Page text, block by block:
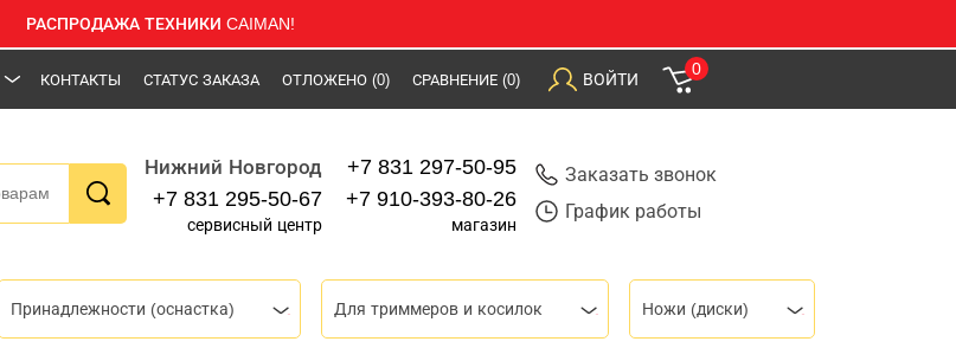
РАСПРОДАЖА ТЕХНИКИ CAIMAN!
КОНТАКТЫ СТАТУС ЗАКАЗА ОТЛОЖЕНО (0) СРАВНЕНИЕ (0) ВОЙТИ
0
Нижний Новгород
+7 831 295-50-67
сервисный центр
+7 831 297-50-95
+7 910-393-80-26
магазин
Заказать звонок
График работы
Принадлежности (оснастка) Для триммеров и косилок Ножи (диски)